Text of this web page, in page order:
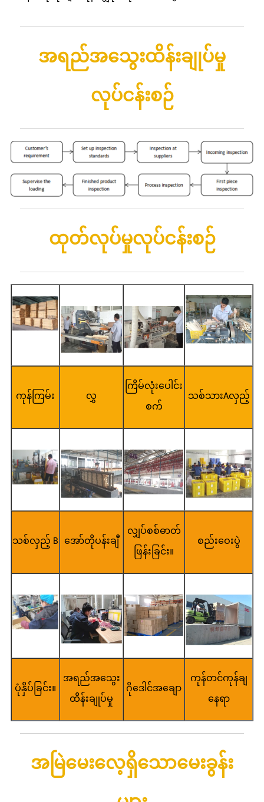
အရည်အသွေးထိန်းချုပ်မှု
လုပ်ငန်းစဉ်
ထုတ်လုပ်မှုလုပ်ငန်းစဉ်
ကုန်ကြမ်း လွှ
ကြိမ်လုံးပေါင်း
စက်
သစ်သားAလှည့်
သစ်လှည့် B အော်တိုပန်းချီ
လျှပ်စစ်ဓာတ်
ဖြန်းခြင်း။
စည်းဝေးပွဲ
ပုံနှိပ်ခြင်း။
အရည်အသွေး
ထိန်းချုပ်မှု
ဂိုဒေါင်အချော
ကုန်တင်ကုန်ချ
နေရာ
အမြဲမေးလေ့ရှိသောမေးခွန်း